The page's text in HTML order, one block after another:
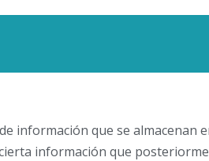
información que se almacenan
información que